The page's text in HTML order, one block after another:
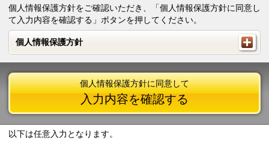
個人情報保護方針をご確認いただき、「個人情報保護方針に同意し
て入力内容を確認する」ボタンを押してください。
個人情報保護方針
個人情報保護方針
個人情報保護方針に同意して
入力内容を確認する
以下は任意入力となります。